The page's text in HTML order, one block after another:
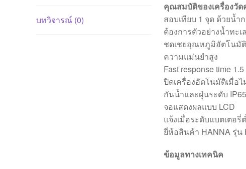
บทวิจารณ์ (0)
คุณสมบัติของเครื่องวัด
สอบเทียบ 1 จุด ด้วยน้ำ
ต้องการตัวอย่างน้ำทะ
ชดเชยอุณหภูมิอัตโนมัติ
ความแม่นยำสูง
Fast response time
ปิดเครื่องอัตโนมัติเมื่อไ
กันน้ำและฝุ่นระดับ
จอแสดงผลแบบ LCD
แจ้งเมื่อระดับแบตเตอรี่
ยี่ห้อสินค้า HANNA รุ่น
ข้อมูลทางเทคนิค